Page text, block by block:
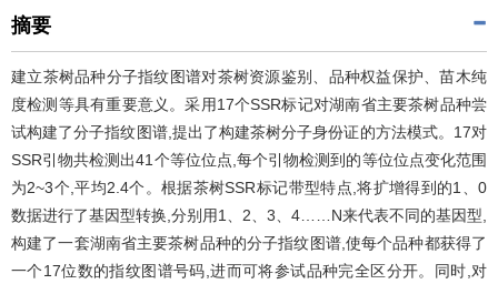
摘要
建立茶树品种分子指纹图谱对茶树资源鉴别、品种权益保护、苗木纯
度检测等具有重要意义。采用17个SSR标记对湖南省主要茶树品种尝
试构建了分子指纹图谱,提出了构建茶树分子身份证的方法模式。17对
SSR引物共检测出41个等位位点,每个引物检测到的等位位点变化范围
为2~3个,平均2.4个。根据茶树SSR标记带型特点,将扩增得到的1、0
数据进行了基因型转换,分别用1、2、3、4……N来代表不同的基因型,
构建了一套湖南省主要茶树品种的分子指纹图谱,使每个品种都获得了
一个17位数的指纹图谱号码,进而可将参试品种完全区分开。同时,对